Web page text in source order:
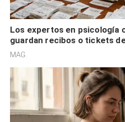
Los expertos en psicología
guardan recibos o tickets
son acumuladores, sino que
MAG.